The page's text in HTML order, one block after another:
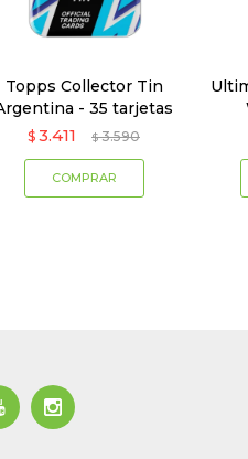
Topps Collector Tin
- 35 tarjetas
$ 3.411 $ 3.590
